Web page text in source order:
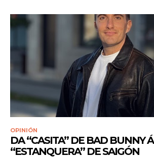
OPINIÓN
DA “CASITA” DE BAD BUNNY Á
“ESTANQUERA” DE SAIGÓN